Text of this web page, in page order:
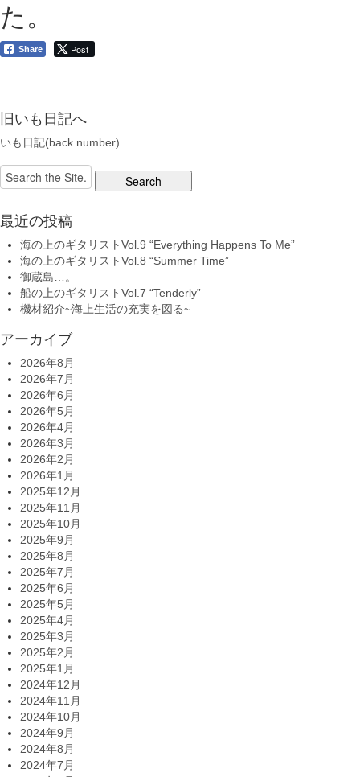
た。
Share Post
旧いも日記へ
いも日記(back number)
Search
for:
最近の投稿
海の上のギタリストVol.9 “Everything Happens To Me”
海の上のギタリストVol.8 “Summer Time”
御蔵島…。
船の上のギタリストVol.7 “Tenderly”
機材紹介~海上生活の充実を図る~
アーカイブ
2026年8月
2026年7月
2026年6月
2026年5月
2026年4月
2026年3月
2026年2月
2026年1月
2025年12月
2025年11月
2025年10月
2025年9月
2025年8月
2025年7月
2025年6月
2025年5月
2025年4月
2025年3月
2025年2月
2025年1月
2024年12月
2024年11月
2024年10月
2024年9月
2024年8月
2024年7月